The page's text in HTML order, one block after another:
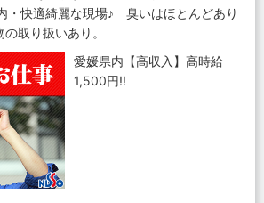
・快適綺麗な現場♪ 臭いはほとんどあり
取り扱いあり。
愛媛県内【高収入】高時給
1,500円!!